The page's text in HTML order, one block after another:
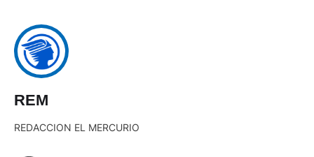
REM
REDACCION EL MERCURIO